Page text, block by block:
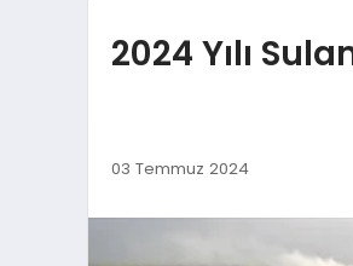
2024 Yılı
03 Temmuz 2024